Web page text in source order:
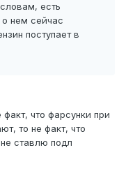
есть
о нем сейчас
поступает в
что фарсунки при
то не факт, что
ставлю подл